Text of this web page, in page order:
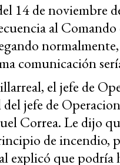
14 de noviembre
al Comando
comunicación
el jefe de
jefe de
Correa. Le dijo
de incendio,
explicó que